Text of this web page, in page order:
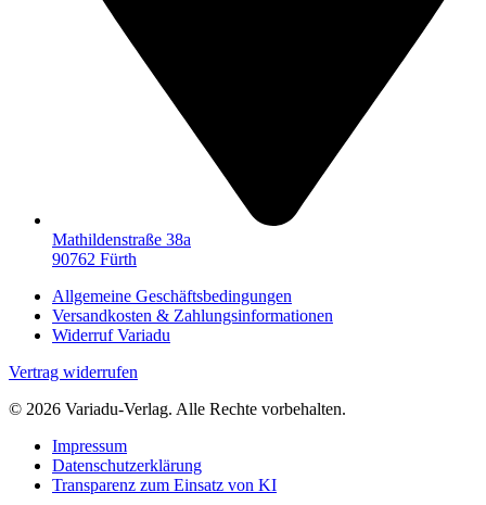
Mathildenstraße 38a
90762 Fürth
Allgemeine Geschäftsbedingungen
Versandkosten & Zahlungsinformationen
Widerruf Variadu
Vertrag widerrufen
© 2026 Variadu-Verlag. Alle Rechte vorbehalten.
Impressum
Datenschutzerklärung
Transparenz zum Einsatz von KI